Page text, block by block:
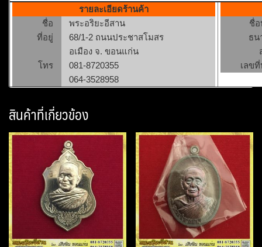
รายละเอียดร้านค้า
ชื่อ
พระอริยะอีสาน
ที่อยู่
68/1-2 ถนนประชาสโมสร
อเมือง จ. ขอนแก่น
โทร
081-8720355
064-3528958
ชื่
ธน
เลข
สินค้าที่เกี่ยวข้อง